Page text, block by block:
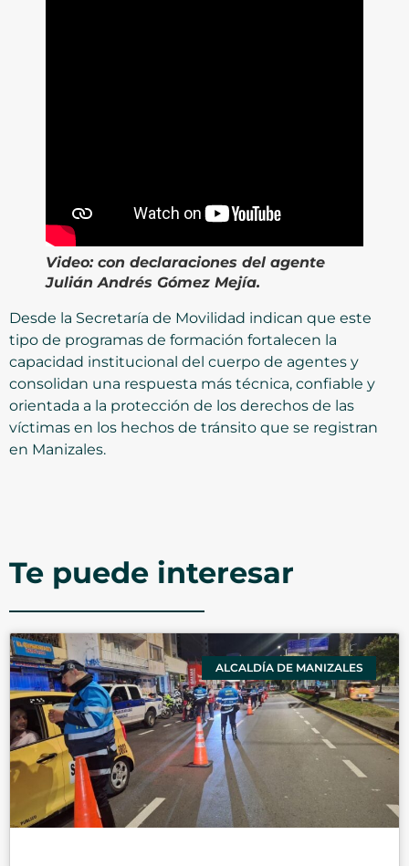
Video:con declaraciones del agente
Julián Andrés Gómez Mejía.
Desde la Secretaría de Movilidad indican que este
tipo de programas de formación fortalecen la
capacidad institucional del cuerpo de agentes y
consolidan una respuesta más técnica, confiable y
orientada a la protección de los derechos de las
víctimas en los hechos de tránsito que se registran
en Manizales.
Te puede interesar
ALCALDÍA DE MANIZALES